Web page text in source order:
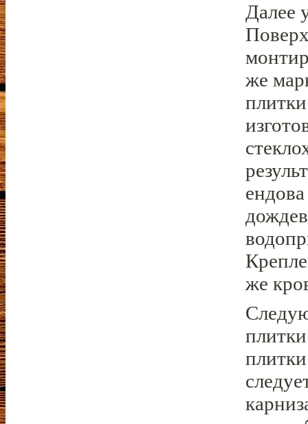
Далее
же
же